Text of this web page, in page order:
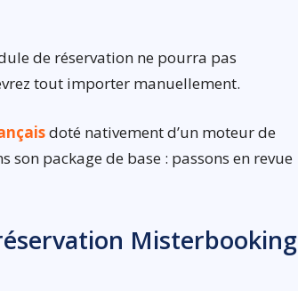
de réservation ne pourra pas
tout importer manuellement.
doté nativement d’un moteur de
son package de base : passons en revue
Misterbooking